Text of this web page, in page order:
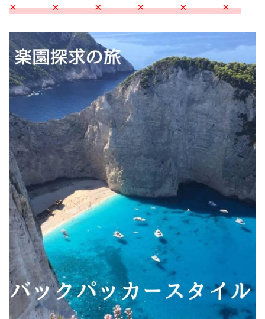
× × × × × ×